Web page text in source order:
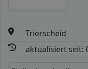
Trierscheid
aktualisiert seit: